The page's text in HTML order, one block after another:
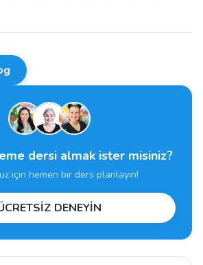
dersi almak ister misiniz?
için hemen bir ders planlayın!
DENEYİN